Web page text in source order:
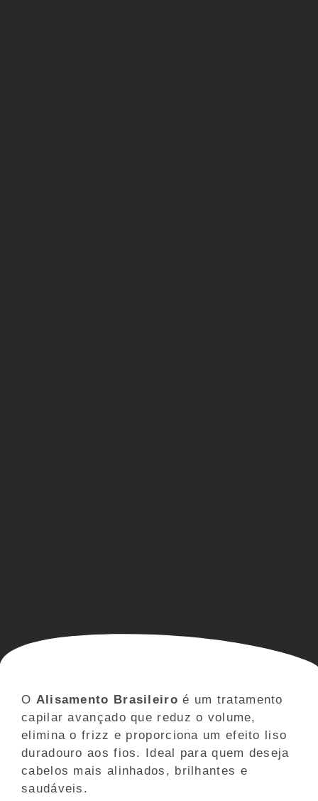
O Alisamento Brasileiro é um tratamento
capilar avançado que reduz o volume,
elimina o frizz e proporciona um efeito liso
duradouro aos fios. Ideal para quem deseja
cabelos mais alinhados, brilhantes e
saudáveis.